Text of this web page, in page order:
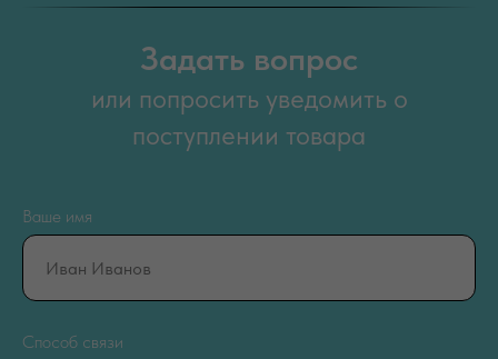
Задать вопрос
или попросить уведомить о
поступлении товара
Ваше имя
Способ связи